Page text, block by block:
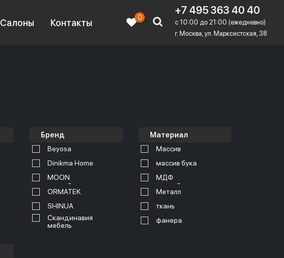
Салоны Контакты
0
+7 495 363 40 40
c 10:00 до 21:00 (ежедневно)
г. Москва, ул. Марксистская, 38
Бренд
Beyosa
Dinikma Home
MOON
ORMATEK
SHINUA
Скандинавия
мебель
Материал
Массив
массив бука
МДФ
Металл
ткань
фанера